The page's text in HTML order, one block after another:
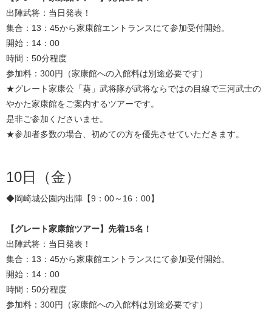
出陣武将：当日発表！
集合：13：45から家康館エントランスにて参加受付開始。
開始：14：00
時間：50分程度
参加料：300円（家康館への入館料は別途必要です）
★グレート家康公「葵」武将隊が武将ならではの目線で三河武士の
やかた家康館をご案内するツアーです。
是非ご参加くださいませ。
★参加者多数の場合、初めての方を優先させていただきます。
10日（金）
◆岡崎城公園内出陣【9：00～16：00】
【グレート家康館ツアー】先着15名！
出陣武将：当日発表！
集合：13：45から家康館エントランスにて参加受付開始。
開始：14：00
時間：50分程度
参加料：300円（家康館への入館料は別途必要です）